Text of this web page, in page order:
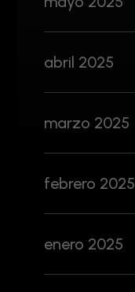
abril 2025
marzo 2025
febrero 2025
enero 2025